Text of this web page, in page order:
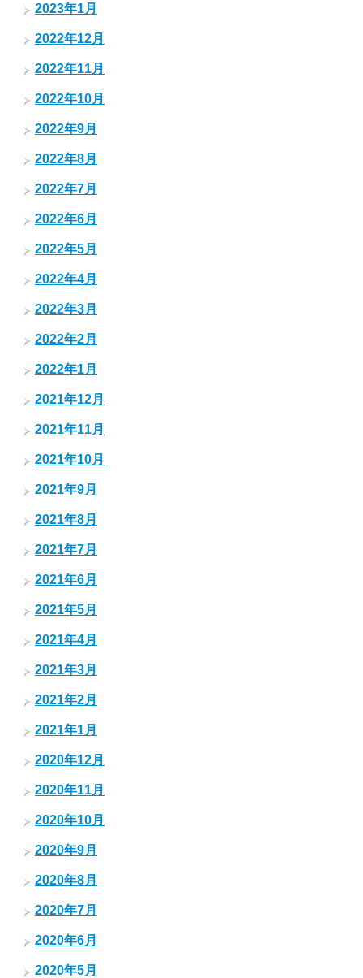
2023年1月
2022年12月
2022年11月
2022年10月
2022年9月
2022年8月
2022年7月
2022年6月
2022年5月
2022年4月
2022年3月
2022年2月
2022年1月
2021年12月
2021年11月
2021年10月
2021年9月
2021年8月
2021年7月
2021年6月
2021年5月
2021年4月
2021年3月
2021年2月
2021年1月
2020年12月
2020年11月
2020年10月
2020年9月
2020年8月
2020年7月
2020年6月
2020年5月